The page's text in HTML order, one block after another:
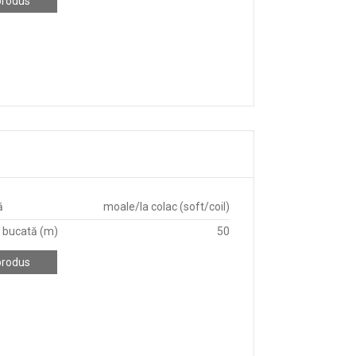
moale/la colac (soft/coil)
(m)
50